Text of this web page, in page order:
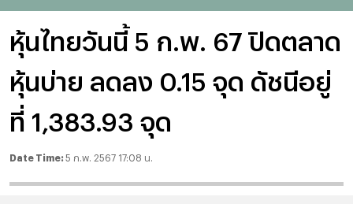
หุ้นไทยวันนี้ 5 ก.พ. 67 ปิดตลาด
หุ้นบ่าย ลดลง 0.15 จุด ดัชนีอยู่
ที่ 1,383.93 จุด
Date Time: 5 ก.พ. 2567 17:08 น.